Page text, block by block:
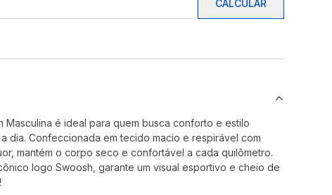
CALCULAR
Masculina é ideal para quem busca conforto e estilo
dia. Confeccionada em tecido macio e respirável com
mantém o corpo seco e confortável a cada quilômetro.
logo Swoosh, garante um visual esportivo e cheio de